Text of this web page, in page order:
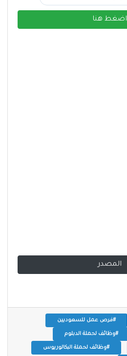
اضغط هنا
المصدر
#فرص عمل للسعوديين
#وظائف لحملة الدبلوم
#وظائف لحملة البكالوريوس